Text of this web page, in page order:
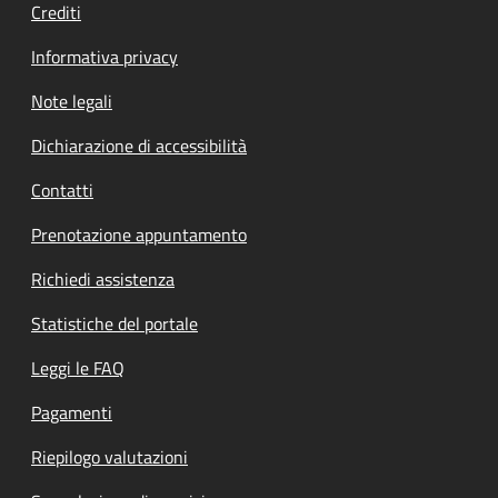
Crediti
Informativa privacy
Note legali
Dichiarazione di accessibilità
Contatti
Prenotazione appuntamento
Richiedi assistenza
Statistiche del portale
Leggi le FAQ
Pagamenti
Riepilogo valutazioni